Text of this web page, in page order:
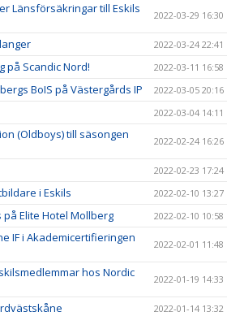
Länsförsäkringar till Eskils
2022-03-29 16:30
2022-03-24 22:41
på Scandic Nord! 2022-03-11 16:58
BoIS på Västergårds IP 2022-03-05 20:16
2022-03-04 14:11
(Oldboys) till säsongen
2022-02-24 16:26
2022-02-23 17:24
i Eskils 2022-02-10 13:27
Elite Hotel Mollberg 2022-02-10 10:58
IF i Akademicertifieringen
2022-02-01 11:48
hos Nordic
2022-01-19 14:33
2022-01-14 13:32